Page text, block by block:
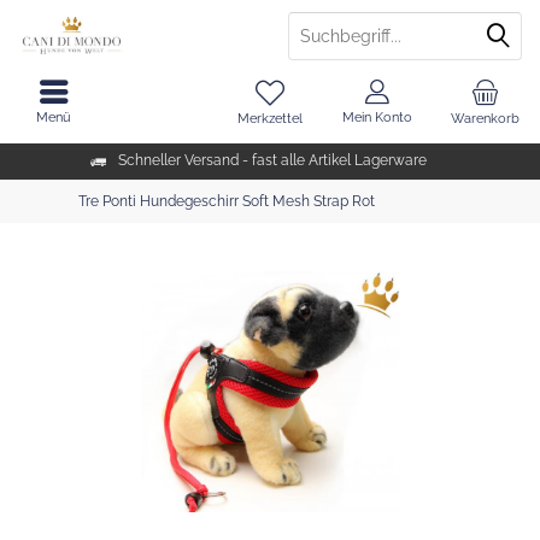
Schneller Versand - fast alle Artikel Lagerware
Warenkorb
Merkzettel Mein Konto
Menü
Tre Ponti Hundegeschirr Soft Mesh Strap Rot